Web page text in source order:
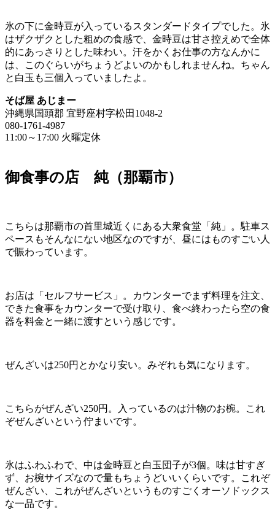
氷の下に金時豆が入っているスタンダードタイプでした。氷
はザクザクとした粗めの食感で、金時豆は甘さ控えめで全体
的にあっさりとした味わい。汗をかくお仕事の方なんかに
は、このぐらいがちょうどよいのかもしれませんね。ちゃん
と白玉も三個入っていましたよ。
そば屋 あじまー
沖縄県国頭郡 宜野座村字松田1048-2
080-1761-4987
11:00～17:00 火曜定休
御食事の店 純（那覇市）
こちらは那覇市の首里城近くにある大衆食堂「純」。駐車ス
ペースもそんなにない地区なのですが、昼にはものすごい人
で賑わっています。
お店は「セルフサービス」。カウンターでまず料理を注文、
できた食事をカウンターで受け取り、食べ終わったら空の食
器を料金と一緒に渡すという感じです。
ぜんざいは250円とかなり安い。みぞれも気になります。
こちらがぜんざい250円。入っているのは汁物のお椀。これ
ぞぜんざいという佇まいです。
氷はふわふわで、中は金時豆と白玉団子が3個。味は甘すぎ
ず、お椀サイズなので量もちょうどいいくらいです。これぞ
ぜんざい、これがぜんざいというものすごくオーソドックス
な一品です。